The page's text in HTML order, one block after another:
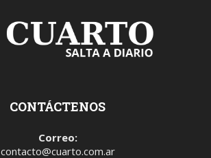
CONTÁCTENOS
Correo:
contacto@cuarto.com.ar